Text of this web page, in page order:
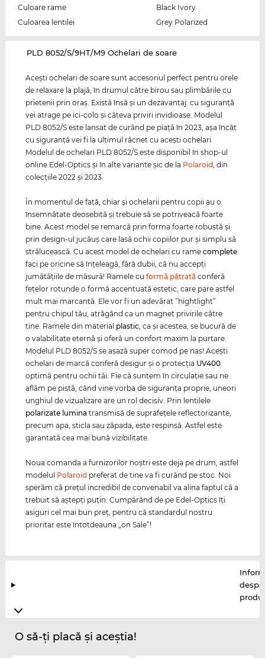
Culoare rame
Black Ivory
Culoarea lentilei
Grey Polarized
‌PLD 8052/S/9HT/M9 Ochelari de soare
Aceşti ochelari de soare sunt accesoriul perfect pentru orele
de relaxare la plajă, în drumul către birou sau plimbările cu
prietenii prin oraş. Există însă şi un dezavantaj: cu siguranţă
vei atrage pe ici-colo şi câteva priviri invidioase. Modelul
PLD 8052/S este lansat de curând pe piaţă în 2023, aşa încât
cu siguranţă vei fi la ultimul răcnet cu aceşti ochelari.
Modelul de ochelari PLD 8052/S este disponibil în shop-ul
online Edel-Optics şi în alte variante şic de la Polaroid, din
colecţiile 2022 şi 2023.
În momentul de faţă, chiar şi ochelarii pentru copii au o
însemnătate deosebită şi trebuie să se potriveacă foarte
bine. Acest model se remarcă prin forma foarte robustă şi
prin design-ul jucăuş care lasă ochii copiilor pur şi simplu să
strălucească. Cu acest model de ochelari cu ramecomplete
faci pe oricine să înţeleagă, fără dubii, că nu accepţi
jumătăţiile de măsură! Ramele cuformă pătrată conferă
feţelor rotunde o formă accentuată estetic, care pare astfel
mult mai marcantă. Ele vor fi un adevărat ”hightlight”
pentru chipul tău, atrăgând ca un magnet privirile către
tine. Ramele din material plastic, ca şi acestea, se bucură de
o valabilitate eternă şi oferă un confort maxim la purtare.
Modelul PLD 8052/S se aşază super comod pe nas! Aceşti
ochelari de marcă conferă desigur şi o protecţia UV400
optimă pentru ochii tăi. Fie că suntem în circulaţie sau ne
aflăm pe pistă, când vine vorba de siguranţa proprie, uneori
unghiul de vizualizare are un rol decisiv. Prin lentilele
polarizate lumina transmisă de suprafeţele reflectorizante,
precum apa, sticla sau zăpada, este respinsă. Astfel este
garantată cea mai bună vizibilitate.
Noua comanda a furnizorilor noştri este deja pe drum, astfel
modelul Polaroid preferat de tine va fi curând pe stoc. Noi
sperăm că preţul incredibil de convenabil va alina faptul că a
trebuit să aştepţi puţin. Cumpărând de pe Edel-Optics îţi
asiguri cel mai bun preţ, pentru că standardul nostru
prioritar este întotdeauna „on Sale”!
O să-ți placă și aceștia!